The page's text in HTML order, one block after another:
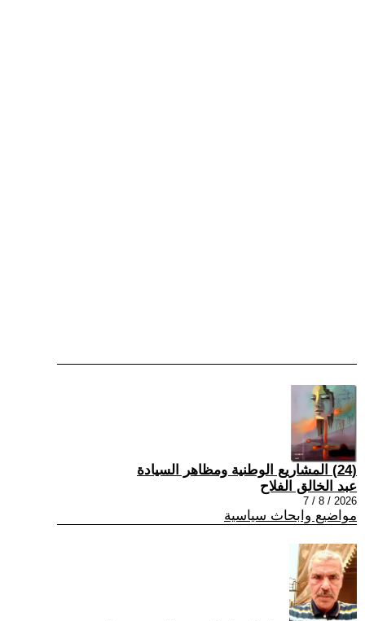
(24) المشاريع الوطنية ومظاهر السيادة
عبد الخالق الفلاح
2026 / 8 / 7
مواضيع وابحاث سياسية